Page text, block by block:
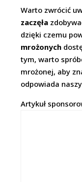
Warto zwrócić
zaczęła
dzięki czemu
mrożonych
tym, warto
mrożonej, aby
odpowiada
Artykuł